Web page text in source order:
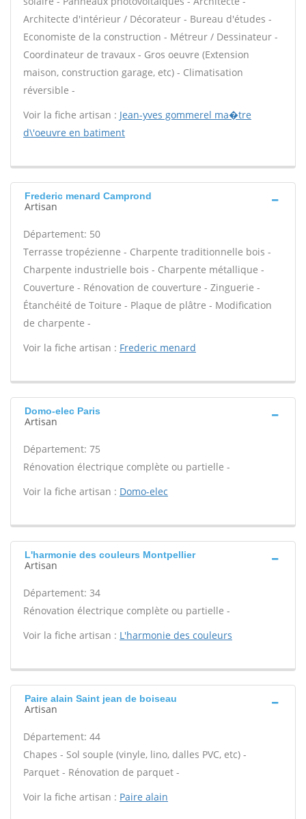
Architecte d'intérieur / Décorateur - Bureau d'études -
Economiste de la construction - Métreur / Dessinateur -
Coordinateur de travaux - Gros oeuvre (Extension
maison, construction garage, etc) - Climatisation
réversible -
Voir la fiche artisan : Jean-yves gommerel ma�tre
d\'oeuvre en batiment
Frederic menard Camprond
Artisan
Département: 50
Terrasse tropézienne - Charpente traditionnelle bois -
Charpente industrielle bois - Charpente métallique -
Couverture - Rénovation de couverture - Zinguerie -
Étanchéité de Toiture - Plaque de plâtre - Modification
de charpente -
Voir la fiche artisan : Frederic menard
Domo-elec Paris
Artisan
Département: 75
Rénovation électrique complète ou partielle -
Voir la fiche artisan : Domo-elec
L'harmonie des couleurs Montpellier
Artisan
Département: 34
Rénovation électrique complète ou partielle -
Voir la fiche artisan : L'harmonie des couleurs
Paire alain Saint jean de boiseau
Artisan
Département: 44
Chapes - Sol souple (vinyle, lino, dalles PVC, etc) -
Parquet - Rénovation de parquet -
Voir la fiche artisan : Paire alain